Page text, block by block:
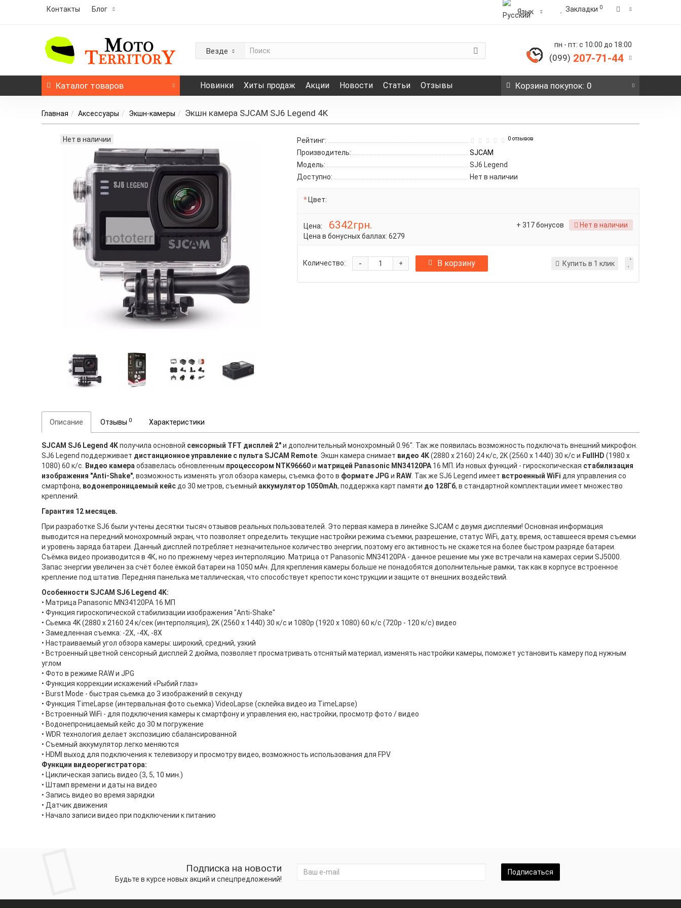
Контакты Блог Язык Закладки 0
Везде
пн - пт: с 10:00 до 18:00
(099) 207-71-44
Каталог товаров Новинки Хиты продаж Акции Новости Статьи Отзывы Корзина покупок: 0
Главная Аксессуары Экшн-камеры Экшн камера SJCAM SJ6 Legend 4K
Нет в наличии Рейтинг: 0 отзывов
Производитель:
SJCAM
Модель:
SJ6 Legend
Доступно:
Нет в наличии
Цвет:
Цена: 6342грн.
Цена в бонусных баллах:6279
+ 317 бонусов Нет в наличии
Количество: +
- В корзину Купить в 1 клик
Описание Отзывы 0 Характеристики
SJCAM SJ6 Legend 4Kполучила основной сенсорный TFT дисплей 2"и дополнительный монохромный 0.96". Так же появилась возможность подключать внешний микрофон.
SJ6 Legend поддерживает дистанционное управление с пульта SJCAM Remote . Экшн камера снимает видео 4K(2880 х 2160) 24 к/с, 2K (2560 x 1440) 30 к/с и FullHD (1980 x
1080) 60 к/с.
Видео камера обзавелась обновленным процессором NTK96660и матрицей Panasonic MN34120PA 16 МП. Из новых функций - гироскопическая стабилизация
изображения "Anti-Shake", возможность изменять угол обзора камеры, съемка фото в формате JPG и RAW . Так же SJ6 Legend имеет встроенный WiFi для управления со
смартфона, водонепроницаемый кейс до 30 метров, съемный аккумулятор 1050mAh, поддержка карт памяти до 128Гб, в стандартной комплектации имеет множество
креплений.
Гарантия 12 месяцев.
При разработке SJ6 были учтены десятки тысяч отзывов реальных пользователей. Это первая камера в линейке SJCAM с двумя дисплеями! Основная информация
выводится на передний монохромный экран, что позволяет определить текущие настройки режима съемки, разрешение, статус WiFi, дату, время, оставшееся время съемки
и уровень заряда батареи. Данный дисплей потребляет незначительное количество энергии, поэтому его активность не скажется на более быстром разряде батареи.
Съёмка видео производится в 4К, но по прежнему через интерполяцию. Матрица от Panasonic MN34120PA - данное решение мы уже встречали на камерах серии SJ5000.
Запас энергии увеличен за счёт более ёмкой батареи на 1050 мАч. Для крепления камеры больше не понадобятся дополнительные рамки, так как в корпусе встроенное
крепление под штатив. Передняя панелька металлическая, что способствует крепости конструкции и защите от внешних воздействий.
Особенности SJCAM SJ6 Legend 4K:
• Матрица Panasonic MN34120PA 16 МП
• Функция гироскопической стабилизации изображения "Anti-Shake"
• Сьемка 4K (2880 х 2160 24 к/сек (интерполяция), 2K (2560 x 1440) 30 к/с и 1080р (1920 x 1080) 60 к/с (720p - 120 к/с) видео
• Замедленная съемка: -2X, -4X, -8X
• Настраиваемый угол обзора камеры: широкий, средний, узкий
• Встроенный цветной сенсорный дисплей 2 дюйма, позволяет просматривать отснятый материал, изменять настройки камеры, поможет установить камеру под нужным
углом
• Фото в режиме RAW и JPG
• Функция коррекции искажений «Рыбий глаз»
• Burst Mode - быстрая сьемка до 3 изображений в секунду
• Функция TimeLapse (интервальная фото сьемка) VideoLapse (склейка видео из TimeLapse)
• Встроенный WiFi - для подключения камеры к смартфону и управления ею, настройки, просмотр фото / видео
• Водонепроницаемый кейс до 30 м погружение
• WDR технология делает экспозицию сбалансированной
• Съемный аккумулятор легко меняются
• HDMI выход для подключения к телевизору и просмотру видео, возможность использования для FPV
Функции видеорегистратора:
• Циклическая запись видео (3, 5, 10 мин.)
• Штамп времени и даты на видео
• Запись видео во время зарядки
• Датчик движения
• Начало записи видео при подключении к питанию
Подписка на новости
Будьте в курсе новых акций и спецпредложений!
Подписаться